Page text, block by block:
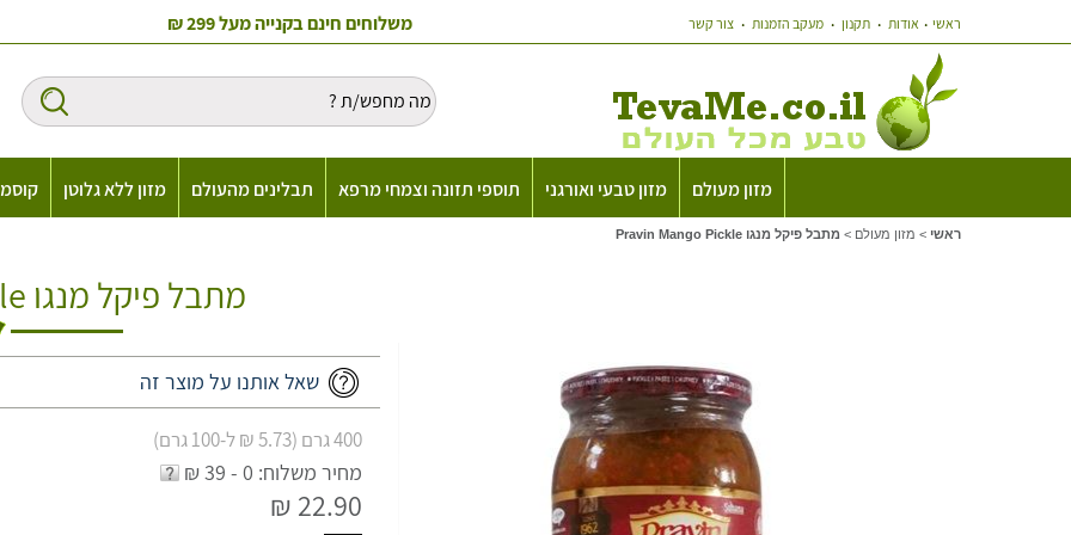
ראשי אודות תקנון מעקב הזמנות צור קשר משלוחים חינם בקנייה מעל 299 ₪
מזון מעולם מזון טבעי ואורגני תוספי תזונה וצמחי מרפא תבלינים מהעולם מזון ללא גלוטן
ראשי > מזון מעולם > מתבל פיקל מנגו Pravin Mango Pickle
מתבל פיקל מנגו Pravin Mango Pickle
שאל אותנו על מוצר זה
400 גרם (5.73 ₪ ל-100 גרם)
מחיר משלוח: 0 - 39 ₪
22.90 ₪